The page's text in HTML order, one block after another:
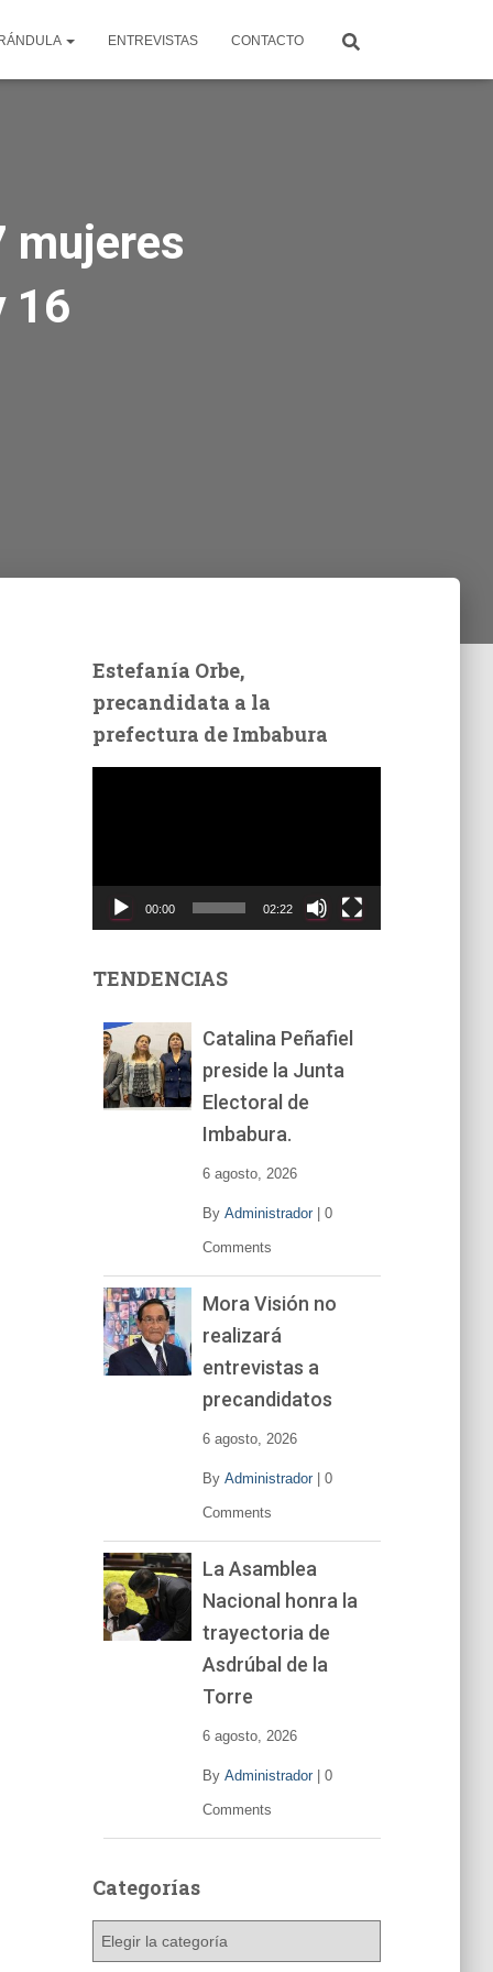
ENTREVISTAS CONTACTO
mujeres
16
Estefanía Orbe,
precandidata a la
prefectura de Imbabura
t
00:00 02:22
TENDENCIAS
Catalina Peñafiel
preside la Junta
Electoral de
Imbabura.
6 agosto, 2026
By Administrador| 0
Comments
Mora Visión no
realizará
entrevistas a
precandidatos
6 agosto, 2026
By Administrador| 0
Comments
La Asamblea
Nacional honra la
trayectoria de
Asdrúbal de la
Torre
6 agosto, 2026
By Administrador| 0
Comments
Categorías